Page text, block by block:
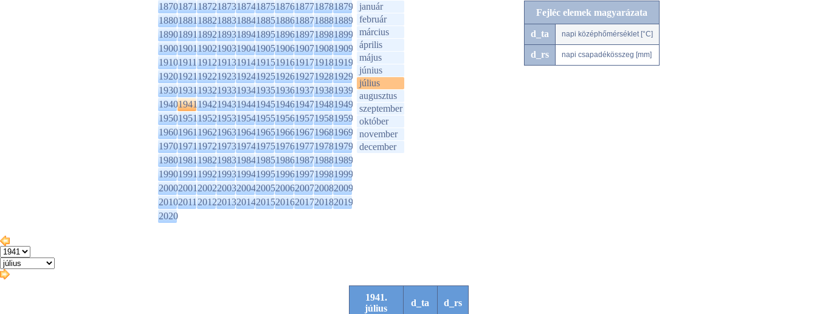
1870187118721873187418751876187718781879
1880188118821883188418851886188718881889
1890189118921893189418951896189718981899
1900190119021903190419051906190719081909
1910191119121913191419151916191719181919
1920192119221923192419251926192719281929
1930193119321933193419351936193719381939
1940194119421943194419451946194719481949
1950195119521953195419551956195719581959
1960196119621963196419651966196719681969
1970197119721973197419751976197719781979
1980198119821983198419851986198719881989
1990199119921993199419951996199719981999
2000200120022003200420052006200720082009
2010201120122013201420152016201720182019
2020
január
február
március
április
május
június
július
augusztus
szeptember
október
november
december
Fejléc elemek magyarázata
d_ta napi középhőmérséklet [°C]
d_rs napi csapadékösszeg [mm]
1941.
július
d_ta d_rs